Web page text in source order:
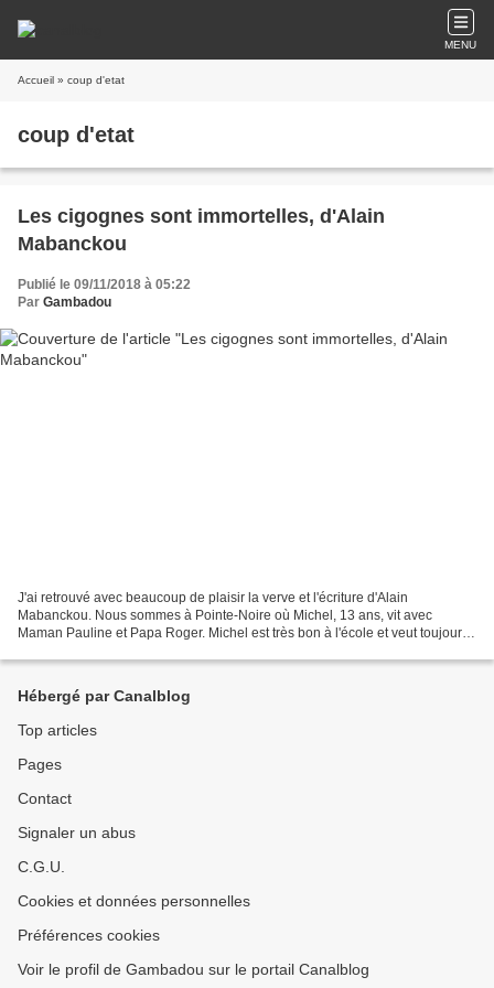
MENU
Accueil » coup d'etat
coup d'etat
Les cigognes sont immortelles, d'Alain
Mabanckou
Publié le 09/11/2018 à 05:22
Par Gambadou
J'ai retrouvé avec beaucoup de plaisir la verve et l'écriture d'Alain
Mabanckou. Nous sommes à Pointe-Noire où Michel, 13 ans, vit avec
Maman Pauline et Papa Roger. Michel est très bon à l'école et veut toujours
Hébergé par Canalblog
Top articles
Pages
Contact
Signaler un abus
C.G.U.
Cookies et données personnelles
Préférences cookies
Voir le profil de Gambadou sur le portail Canalblog